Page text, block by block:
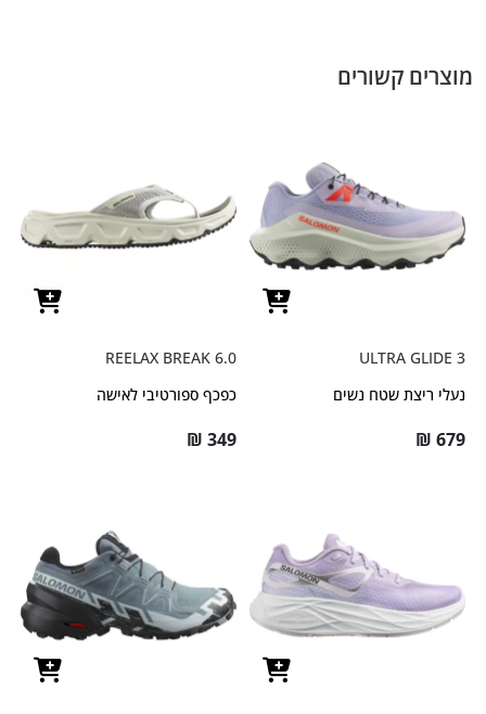
מוצרים קשורים
ULTRA GLIDE 3
נעלי ריצת שטח נשים
₪ 679
REELAX BREAK 6.0
כפכף ספורטיבי לאישה
₪ 349